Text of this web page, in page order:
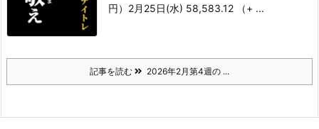
円） 2月25日(水) 58,583.12 （+ ...
記事を読む 2026年2月第4週の ...